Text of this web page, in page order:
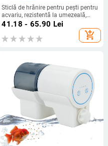
Sticlă de hrănire pentru pești pentru
acvariu, rezistentă la umezeală,
dozator porționat și depozitare a
41.18 - 65.90 Lei
add_shopping_cart